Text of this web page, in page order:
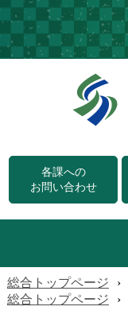
各課への
お問い合わせ
総合トップページ ›
総合トップページ
›